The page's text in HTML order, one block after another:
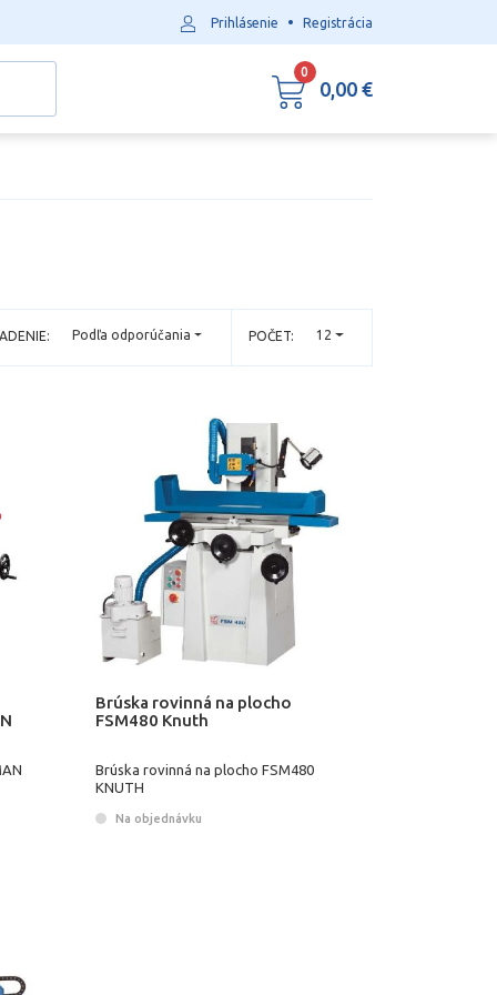
POČET: 12
Podľa odporúčania
Brúska rovinná na plocho
FSM480 Knuth
Brúska rovinná na plocho FSM480
KNUTH
Na objednávku
Prihlásenie • Registrácia
0
0,00 €